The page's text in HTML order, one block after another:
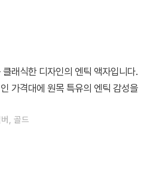
래식한 디자인의 엔틱 액자입니다.
가격대에 원목 특유의 엔틱 감성을
, 골드